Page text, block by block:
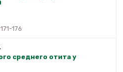
171-176
среднего отита у